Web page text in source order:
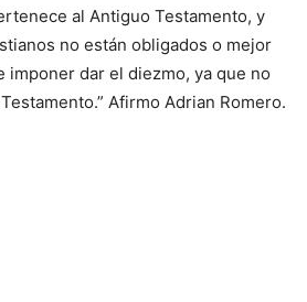
al Antiguo Testamento, y
no están obligados o mejor
imponer dar el diezmo, ya que no
Afirmo Adrian Romero.